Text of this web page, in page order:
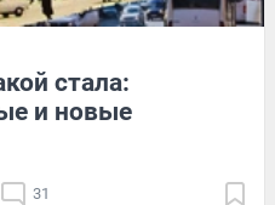
стала:
и новые
31